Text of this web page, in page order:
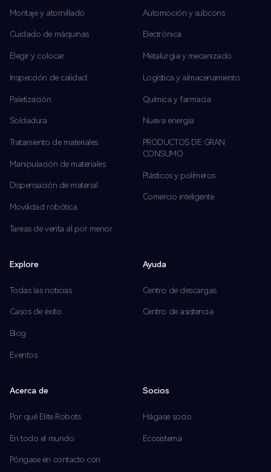
Montaje y atornillado
Cuidado de máquinas
Elegir y colocar
Inspección de calidad
Paletización
Soldadura
Tratamiento de materiales
Manipulación de materiales
Dispensación de material
Movilidad robótica
Tareas de venta al por menor
Automoción y subcons
Electrónica
Metalurgia y mecanizado
Logística y almacenamiento
Química y farmacia
Nueva energía
PRODUCTOS DE GRAN
CONSUMO
Plásticos y polímeros
Comercio inteligente
Explore
Todas las noticias
Casos de éxito
Blog
Eventos
Ayuda
Centro de descargas
Centro de asistencia
Acerca de
Por qué Elite Robots
En todo el mundo
Póngase en contacto con
Socios
Hágase socio
Ecosistema